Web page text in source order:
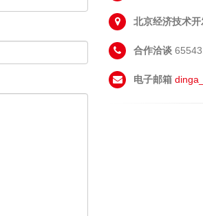
北京经济技术
合作洽谈
电子邮箱